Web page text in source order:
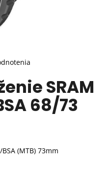
SRAM
68/73
(MTB) 73mm